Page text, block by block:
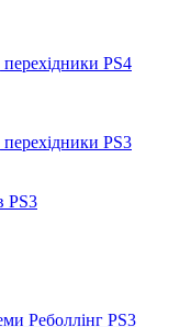
PS4
PS3
PS3
Реболлінг PS3